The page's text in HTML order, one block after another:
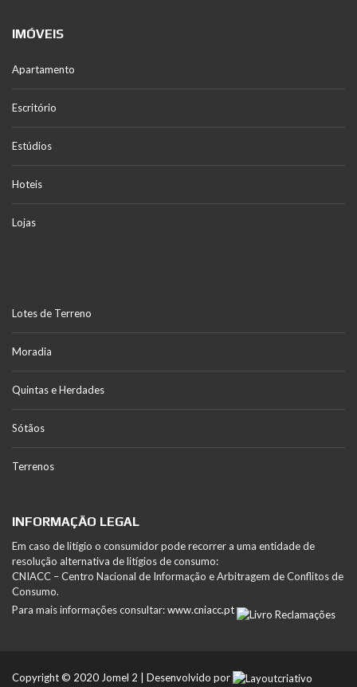
IMÓVEIS
Apartamento
Escritório
Estúdios
Hoteis
Lojas
Lotes de Terreno
Moradia
Quintas e Herdades
Sótãos
Terrenos
INFORMAÇÃO LEGAL
Em caso de litígio o consumidor pode recorrer a uma entidade de
resolução alternativa de litígios de consumo:
CNIACC – Centro Nacional de Informação e Arbitragem de Conflitos de
Consumo.
Para mais informações consultar:www.cniacc.pt
Copyright © 2020 Jomel 2 | Desenvolvido por